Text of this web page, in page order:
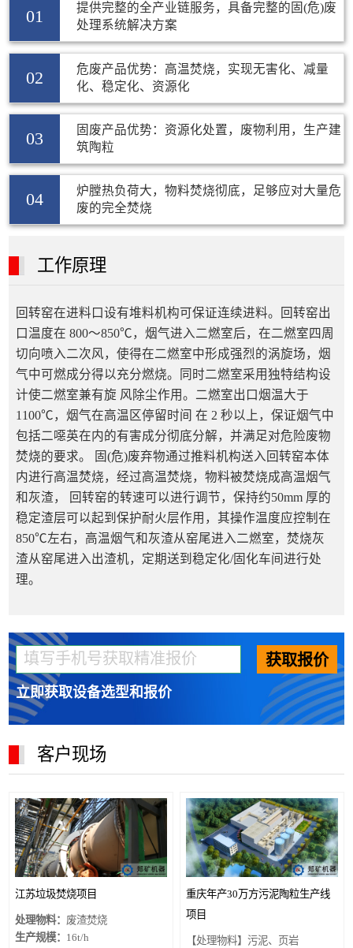
01
提供完整的全产业链服务，具备完整的固(危)废
处理系统解决方案
02
危废产品优势：高温焚烧，实现无害化、减量
化、稳定化、资源化
03
固废产品优势：资源化处置，废物利用，生产建
筑陶粒
04
炉膛热负荷大，物料焚烧彻底，足够应对大量危
废的完全焚烧
工作原理
回转窑在进料口设有堆料机构可保证连续进料。回转窑出
口温度在 800～850℃，烟气进入二燃室后，在二燃室四周
切向喷入二次风，使得在二燃室中形成强烈的涡旋场，烟
气中可燃成分得以充分燃烧。同时二燃室采用独特结构设
计使二燃室兼有旋 风除尘作用。二燃室出口烟温大于
1100℃，烟气在高温区停留时间 在 2 秒以上，保证烟气中
包括二噁英在内的有害成分彻底分解，并满足对危险废物
焚烧的要求。 固(危)废弃物通过推料机构送入回转窑本体
内进行高温焚烧，经过高温焚烧，物料被焚烧成高温烟气
和灰渣， 回转窑的转速可以进行调节，保持约50mm 厚的
稳定渣层可以起到保护耐火层作用，其操作温度应控制在
850℃左右，高温烟气和灰渣从窑尾进入二燃室，焚烧灰
渣从窑尾进入出渣机，定期送到稳定化/固化车间进行处
理。
获取报价
立即获取设备选型和报价
客户现场
江苏垃圾焚烧项目
处理物料： 废渣焚烧
生产规模： 16t/h
重庆年产30万方污泥陶粒生产线
项目
【处理物料】污泥、页岩